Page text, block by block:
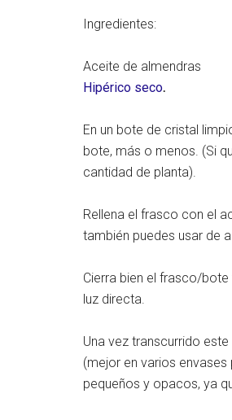
Ingredientes:
Aceite de almendras
Hipérico seco.
En un bote de cristal
bote, más o menos. (Si
cantidad de planta).
Rellena el frasco con el
también puedes usar de
Cierra bien el frasco/
luz directa.
Una vez transcurrido
(mejor en varios
pequeños y opacos, ya